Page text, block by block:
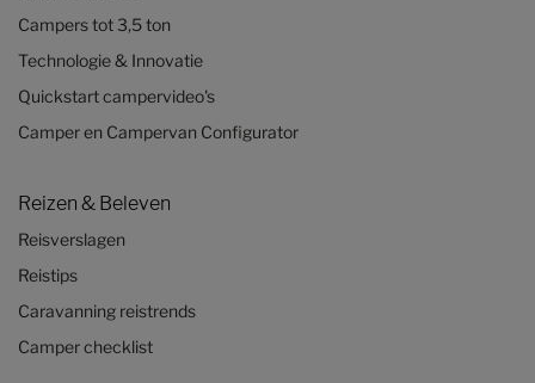
Campers tot 3,5 ton
Technologie & Innovatie
Quickstart campervideo's
Camper en Campervan Configurator
Reizen & Beleven
Reisverslagen
Reistips
Caravanning reistrends
Camper checklist